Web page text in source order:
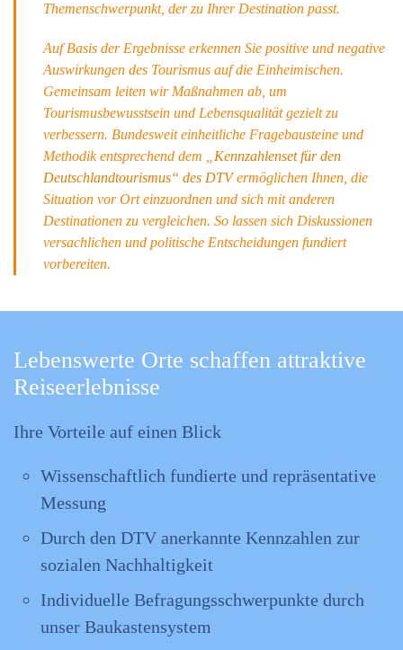
Themenschwerpunkt, der zu Ihrer Destination passt.
Auf Basis der Ergebnisse erkennen Sie positive und negative
Auswirkungen des Tourismus auf die Einheimischen.
Gemeinsam leiten wir Maßnahmen ab, um
Tourismusbewusstsein und Lebensqualität gezielt zu
verbessern. Bundesweit einheitliche Fragebausteine und
Methodik entsprechend dem „ Kennzahlenset für den
Deutschlandtourismus“ des DTVermöglichen Ihnen, die
Situation vor Ort einzuordnen und sich mit anderen
Destinationen zu vergleichen. So lassen sich Diskussionen
versachlichen und politische Entscheidungen fundiert
vorbereiten.
Lebenswerte Orte schaffen attraktive
Reiseerlebnisse
Ihre Vorteile auf einen Blick
Wissenschaftlich fundierte und repräsentative
Messung
Durch den DTV anerkannte Kennzahlen zur
sozialen Nachhaltigkeit
Individuelle Befragungsschwerpunkte durch
unser Baukastensystem